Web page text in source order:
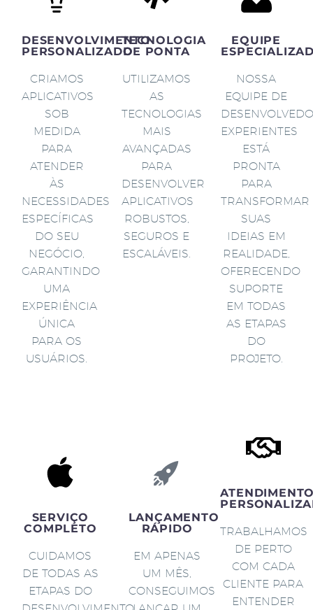
DESENVOLVIMENTO
PERSONALIZADO
CRIAMOS
APLICATIVOS
SOB
MEDIDA
PARA
ATENDER
ÀS
NECESSIDADES
ESPECÍFICAS
DO SEU
NEGÓCIO,
GARANTINDO
UMA
EXPERIÊNCIA
ÚNICA
PARA OS
USUÁRIOS.
TECNOLOGIA
DE PONTA
UTILIZAMOS
AS
TECNOLOGIAS
MAIS
AVANÇADAS
PARA
DESENVOLVER
APLICATIVOS
ROBUSTOS,
SEGUROS E
ESCALÁVEIS.
EQUIPE
NOSSA
EQUIPE DE
EXPERIENTES
ESTÁ
PRONTA
PARA
TRANSFORMAR
SUAS
IDEIAS EM
REALIDADE,
OFERECENDO
SUPORTE
EM TODAS
AS ETAPAS
DO
PROJETO.
SERVIÇO
COMPLETO
CUIDAMOS
DE TODAS AS
ETAPAS DO
LANÇAMENTO
RÁPIDO
EM APENAS
UM MÊS,
CONSEGUIMOS
TRABALHAMOS
DE PERTO
COM CADA
CLIENTE PARA
ENTENDER